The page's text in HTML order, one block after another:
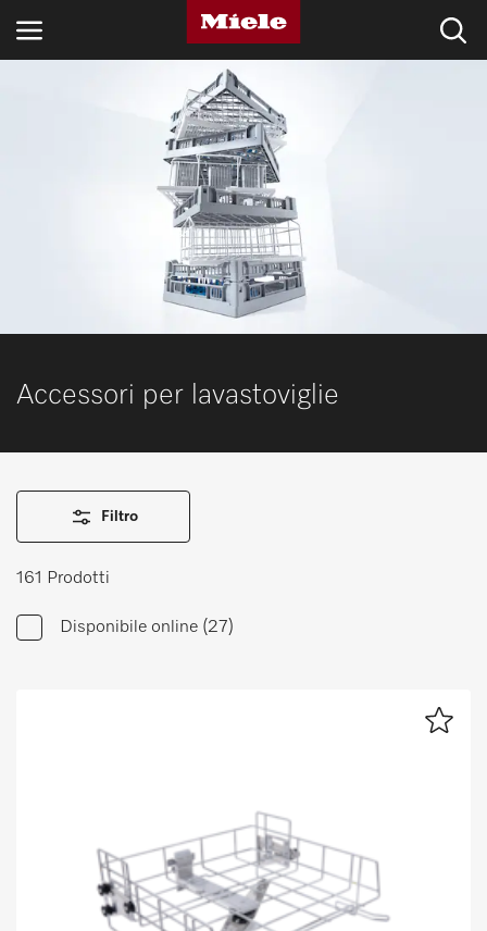
Promemoria
Accessori per lavastoviglie
Filtro
161 Prodotti
Disponibile online (27)